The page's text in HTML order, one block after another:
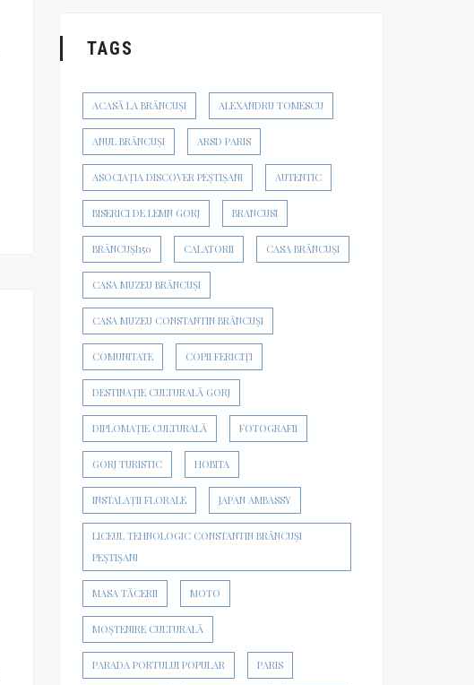
TAGS
ACASĂ LA BRÂNCUȘI ALEXANDRU TOMESCU
ANUL BRÂNCUȘI ARSD PARIS
ASOCIAȚIA DISCOVER PEȘTIȘANI AUTENTIC
BISERICI DE LEMN GORJ BRANCUSI
BRÂNCUȘI150 CALATORII CASA BRÂNCUȘI
CASA MUZEU BRÂNCUȘI
CASA MUZEU CONSTANTIN BRÂNCUȘI
COMUNITATE COPII FERICIȚI
DESTINAȚIE CULTURALĂ GORJ
DIPLOMAȚIE CULTURALĂ FOTOGRAFII
GORJ TURISTIC HOBITA
INSTALAȚII FLORALE JAPAN AMBASSY
LICEUL TEHNOLOGIC CONSTANTIN BRÂNCUȘI
PEȘTIȘANI
MASA TĂCERII MOTO
MOȘTENIRE CULTURALĂ
PARADA PORTULUI POPULAR PARIS